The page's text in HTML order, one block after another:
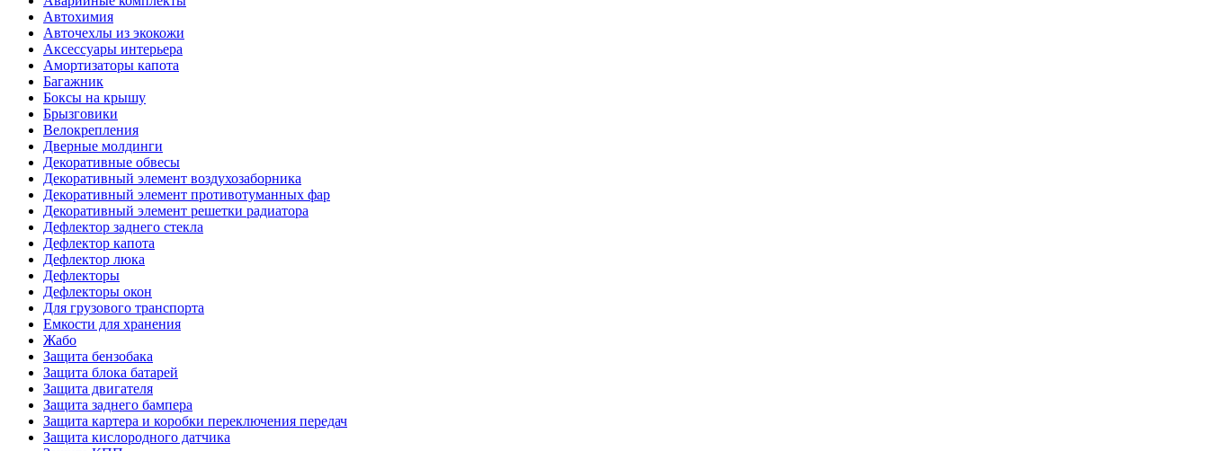
Автохимия
Авточехлы из экокожи
Аксессуары интерьера
Амортизаторы капота
Багажник
Боксы на крышу
Брызговики
Велокрепления
Дверные молдинги
Декоративные обвесы
Декоративный элемент воздухозаборника
Декоративный элемент противотуманных фар
Декоративный элемент решетки радиатора
Дефлектор заднего стекла
Дефлектор капота
Дефлектор люка
Дефлекторы
Дефлекторы окон
Для грузового транспорта
Емкости для хранения
Жабо
Защита бензобака
Защита блока батарей
Защита двигателя
Защита заднего бампера
Защита картера и коробки переключения передач
Защита кислородного датчика